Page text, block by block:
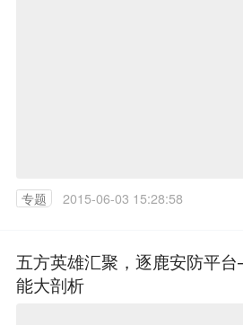
专题 2015-06-03 15:28:58
五方英雄汇聚，逐鹿安防平
能大剖析